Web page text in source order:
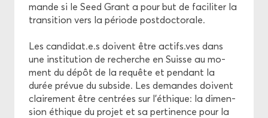
mande si le Seed Grant a pour but de fa­ci­li­ter la
tran­si­tion vers la pé­riode post­doc­to­rale.
Les can­di­dat.e.s doivent être ac­tifs.ves dans
une ins­ti­tu­tion de re­cherche en Suisse au mo­
ment du dépôt de la re­quête et pen­dant la
durée pré­vue du sub­side. Les de­mandes doivent
clai­re­ment être cen­trées sur l’éthique: la di­men­
sion éthique du pro­jet et sa per­ti­nence pour la